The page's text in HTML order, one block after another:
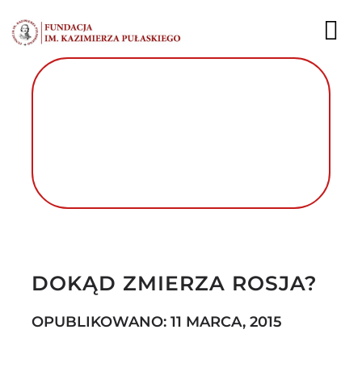
do
zawartości
DOKĄD ZMIERZA ROSJA?
OPUBLIKOWANO: 11 MARCA, 2015